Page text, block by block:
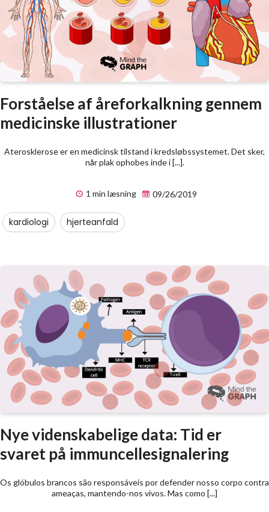
Forståelse af åreforkalkning gennem
medicinske illustrationer
Aterosklerose er en medicinsk tilstand i kredsløbssystemet. Det sker,
når plak ophobes inde i [...].
1 min læsning 09/26/2019
kardiologi hjerteanfald
Nye videnskabelige data: Tid er
svaret på immuncellesignalering
Os glóbulos brancos são responsáveis por defender nosso corpo contra
ameaças, mantendo-nos vivos. Mas como [...]